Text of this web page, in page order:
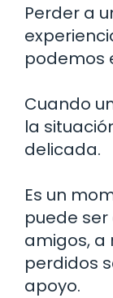
Perder a
podemos
Cuando
la
delicada.
Es un
puede
amigos, a
perdidos
apoyo.